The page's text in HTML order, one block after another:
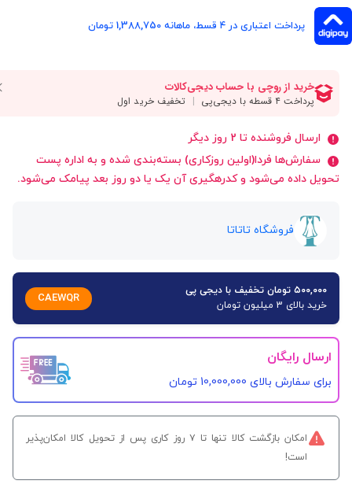
پرداخت اعتباری در ۴ قسط، ماهانه 1,388,750 تومان
ارسال فروشنده تا 2 روز دیگر
سفارش‌ها فردا(اولین روزکاری) بسته‌بندی شده و به اداره پست
تحویل داده می‌شود و کدرهگیری آن یک یا دو روز بعد پیامک می‌شود.
فروشگاه تاتاتا
۵۰۰,۰۰۰ تومان تخفیف با دیجی پی
خرید بالای 3 میلیون تومان
CAEWQR
ارسال رایگان
برای سفارش‌ بالای 10,000,000 تومان
امکان بازگشت کالا تنها تا ۷ روز کاری پس از تحویل کالا امکان‌پذیر
است!